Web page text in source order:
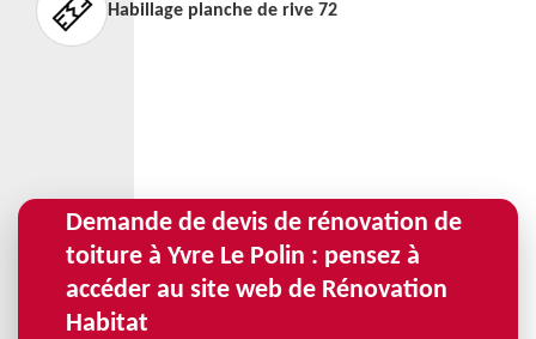
Habillage planche de rive 72
Demande de devis de rénovation de
toiture à Yvre Le Polin : pensez à
accéder au site web de Rénovation
Habitat